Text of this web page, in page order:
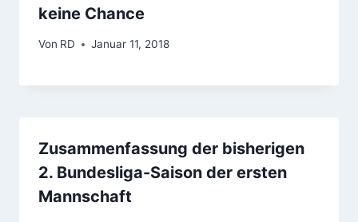
keine Chance
Von RD Januar 11, 2018
Zusammenfassung der bisherigen
2. Bundesliga-Saison der ersten
Mannschaft